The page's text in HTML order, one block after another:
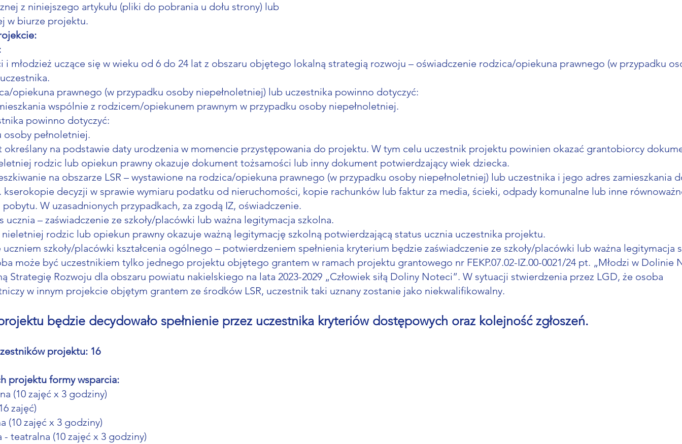
z niniejszego artykułu (pliki do pobrania u dołu strony) lub
w biurze projektu.
i młodzież uczące się w wieku od 6 do 24 lat z obszaru objętego lokalną strategią rozwoju – oświadczenie rodzica/opiekuna prawnego (w przypadku
opiekuna prawnego (w przypadku osoby niepełnoletniej) lub uczestnika powinno dotyczyć:
wspólnie z rodzicem/opiekunem prawnym w przypadku osoby niepełnoletniej.
powinno dotyczyć:
pełnoletniej.
określany na podstawie daty urodzenia w momencie przystępowania do projektu. W tym celu uczestnik projektu powinien okazać grantobiorcy
rodzic lub opiekun prawny okazuje dokument tożsamości lub inny dokument potwierdzający wiek dziecka.
na obszarze LSR – wystawione na rodzica/opiekuna prawnego (w przypadku osoby niepełnoletniej) lub uczestnika i jego adres zamieszkania
kserokopie decyzji w sprawie wymiaru podatku od nieruchomości, kopie rachunków lub faktur za media, ścieki, odpady komunalne lub inne
W uzasadnionych przypadkach, za zgodą IZ, oświadczenie.
ucznia – zaświadczenie ze szkoły/placówki lub ważna legitymacja szkolna.
rodzic lub opiekun prawny okazuje ważną legitymację szkolną potwierdzającą status ucznia uczestnika projektu.
szkoły/placówki kształcenia ogólnego – potwierdzeniem spełnienia kryterium będzie zaświadczenie ze szkoły/placówki lub ważna legitymacja
może być uczestnikiem tylko jednego projektu objętego grantem w ramach projektu grantowego nr FEKP.07.02-IZ.00-0021/24 pt. „Młodzi w Dolinie
Strategię Rozwoju dla obszaru powiatu nakielskiego na lata 2023-2029 „Człowiek siłą Doliny Noteci”. W sytuacji stwierdzenia przez LGD, że osoba
w innym projekcie objętym grantem ze środków LSR, uczestnik taki uznany zostanie jako niekwalifikowalny.
będzie decydowało spełnienie przez uczestnika kryteriów dostępowych oraz kolejność zgłoszeń.
projektu: 16
projektu formy wsparcia:
(10 zajęć x 3 godziny)
zajęć)
(10 zajęć x 3 godziny)
teatralna (10 zajęć x 3 godziny)